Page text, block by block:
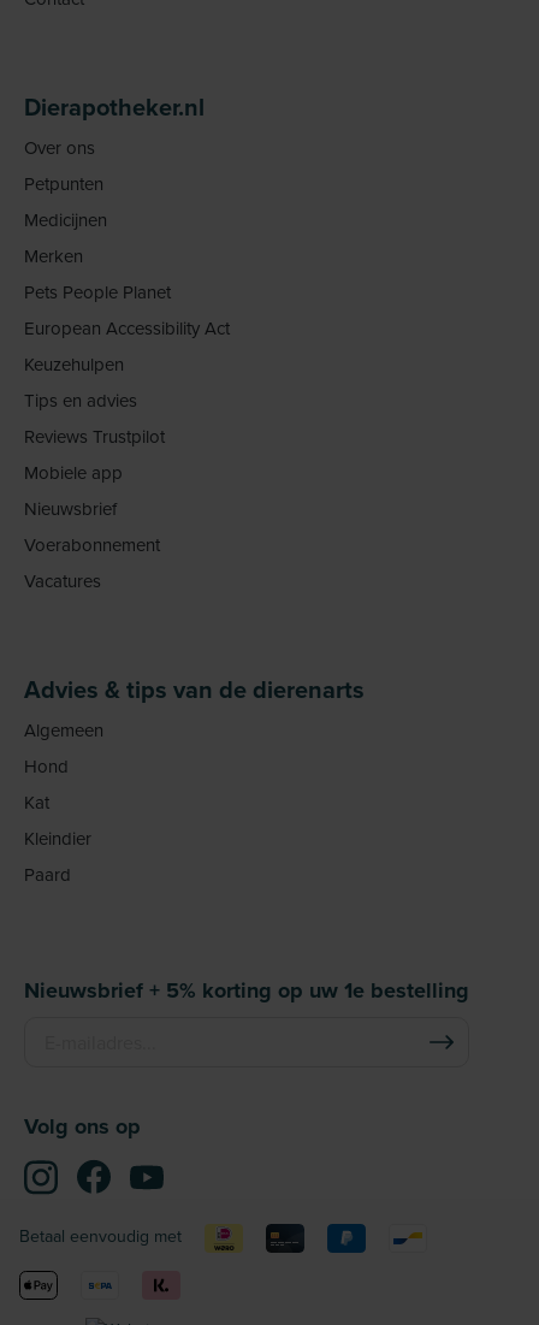
Dierapotheker.nl
Over ons
Petpunten
Medicijnen
Merken
Pets People Planet
European Accessibility Act
Keuzehulpen
Tips en advies
Reviews Trustpilot
Mobiele app
Nieuwsbrief
Voerabonnement
Vacatures
Advies & tips van de dierenarts
Algemeen
Hond
Kat
Kleindier
Paard
Nieuwsbrief + 5% korting op uw 1e bestelling
Volg ons op
Betaal eenvoudig met